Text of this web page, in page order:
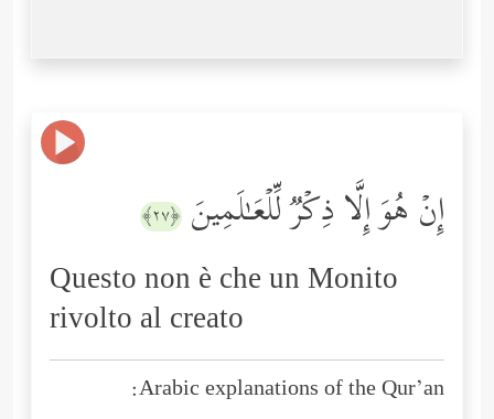
إِنۡ هُوَ إِلَّا ذِكۡرࣱ لِّلۡعَـٰلَمِینَ ﴿٢٧﴾
Questo non è che un Monito
rivolto al creato
Arabic explanations of the Qur’an: